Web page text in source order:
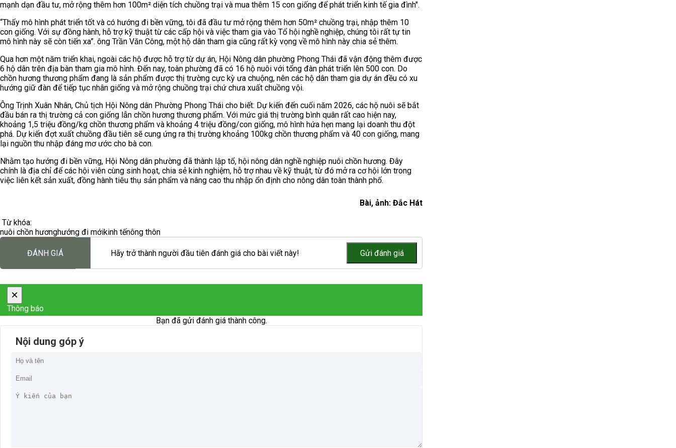
mạnh dạn đầu tư, mở rộng thêm hơn 100m² diện tích chuồng trại và mua thêm 15 con giống để phát triển kinh tế gia đình".
“Thấy mô hình phát triển tốt và có hướng đi bền vững, tôi đã đầu tư mở rộng thêm hơn 50m² chuồng trại, nhập thêm 10
con giống. Với sự đồng hành, hỗ trợ kỹ thuật từ các cấp hội và việc tham gia vào Tổ hội nghề nghiệp, chúng tôi rất tự tin
mô hình này sẽ còn tiến xa”. ông Trần Văn Công, một hộ dân tham gia cũng rất kỳ vọng về mô hình này chia sẻ thêm.
Qua hơn một năm triển khai, ngoài các hộ được hỗ trợ từ dự án, Hội Nông dân phường Phong Thái đã vận động thêm được
6 hộ dân trên địa bàn tham gia mô hình. Đến nay, toàn phường đã có 16 hộ nuôi với tổng đàn phát triển lên 500 con. Do
chồn hương thương phẩm đang là sản phẩm được thị trường cực kỳ ưa chuộng, nên các hộ dân tham gia dự án đều có xu
hướng giữ đàn để tiếp tục nhân giống và mở rộng chuồng trại chứ chưa xuất chuồng vội.
Ông Trịnh Xuân Nhân, Chủ tịch Hội Nông dân Phường Phong Thái cho biết: Dự kiến đến cuối năm 2026, các hộ nuôi sẽ bắt
đầu bán ra thị trường cả con giống lẫn chồn hương thương phẩm. Với mức giá thị trường bình quân rất cao hiện nay,
khoảng 1,5 triệu đồng/kg chồn thương phẩm và khoảng 4 triệu đồng/con giống, mô hình hứa hẹn mang lại doanh thu đột
phá. Dự kiến đợt xuất chuồng đầu tiên sẽ cung ứng ra thị trường khoảng 100kg chồn thương phẩm và 40 con giống, mang
lại nguồn thu nhập đáng mơ ước cho bà con.
Nhằm tạo hướng đi bền vững, Hội Nông dân phường đã thành lập tổ, hội nông dân nghề nghiệp nuôi chồn hương. Đây
chính là địa chỉ để các hội viên cùng sinh hoạt, chia sẻ kinh nghiệm, hỗ trợ nhau về kỹ thuật, từ đó mở ra cơ hội lớn trong
việc liên kết sản xuất, đồng hành tiêu thụ sản phẩm và nâng cao thu nhập ổn định cho nông dân toàn thành phố.
Bài, ảnh: Đắc Hát
Từ khóa:
nuôi chồn hươnghướng đi mớikinh tếnông thôn
ĐÁNH GIÁ Hãy trở thành người đầu tiên đánh giá cho bài viết này!
×
Thông báo
Bạn đã gửi đánh giá thành công.
Nội dung góp ý